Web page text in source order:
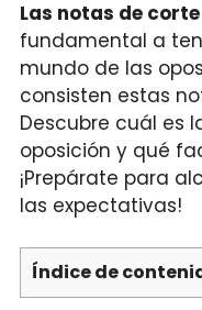
Las notas de
fundamental a
mundo de las
consisten estas
Descubre cuál es
oposición y qué
¡Prepárate para
las expectativas!
Índice de